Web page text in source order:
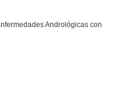
Andrológicas con